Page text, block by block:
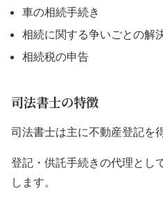
車の相続手続き
相続に関する争いごとの解
相続税の申告
司法書士の特徴
司法書士は主に不動産登記を
登記・供託手続きの代理とし
します。